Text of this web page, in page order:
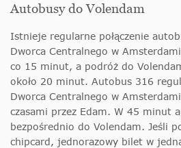
Autobusy do Volendam
Istnieje regularne połączenie
Dworca Centralnego w
co 15 minut, a podróż do
około 20 minut. Autobus 316
Dworca Centralnego w
czasami przez Edam. W 45 minut
bezpośrednio do Volendam. Jeśli
chipcard, jednorazowy bilet w